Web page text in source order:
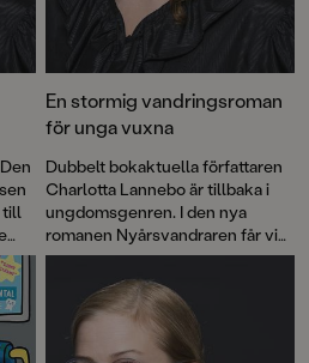
till
En stormig vandringsroman
för unga vuxna
Dubbelt bokaktuella författaren
Charlotta Lannebo är tillbaka i
ungdomsgenren. I den nya
romanen Nyårsvandraren får vi
följa Storms feberrusiga
fyllevandring genom
Stockholmsnatten. När och hur
blev han så skör, egentligen?